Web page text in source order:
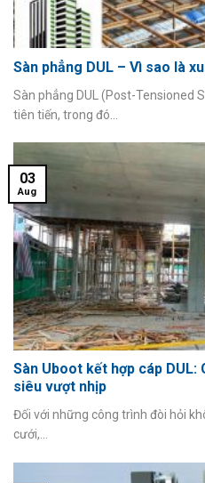
Sàn phẳng DUL – Vì sao là
Sàn phẳng DUL (Post-Tensioned
tiên tiến, trong đó...
Sàn Uboot kết hợp cáp DUL:
siêu vượt nhịp
Đối với những công trình đòi hỏi
cưới,...
03
Aug